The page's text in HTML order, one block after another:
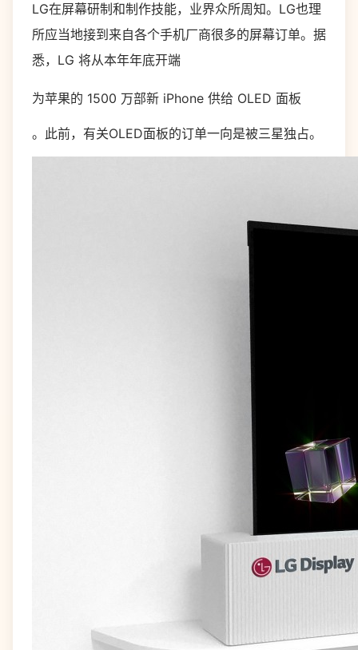
LG在屏幕研制和制作技能，业界众所周知。LG也理
所应当地接到来自各个手机厂商很多的屏幕订单。据
悉，LG 将从本年年底开端
为苹果的 1500 万部新 iPhone 供给 OLED 面板
。此前，有关OLED面板的订单一向是被三星独占。